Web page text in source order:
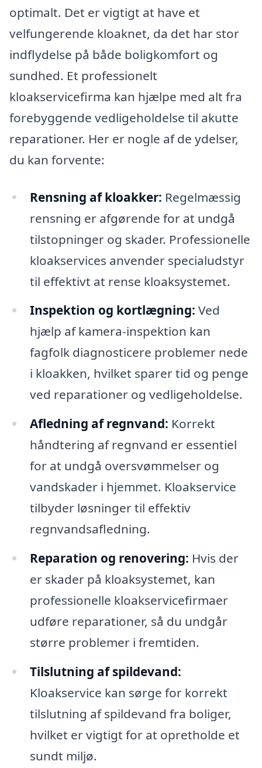
optimalt. Det er vigtigt at have et
velfungerende kloaknet, da det har stor
indflydelse på både boligkomfort og
sundhed. Et professionelt
kloakservicefirma kan hjælpe med alt fra
forebyggende vedligeholdelse til akutte
reparationer. Her er nogle af de ydelser,
du kan forvente:
Rensning af kloakker: Regelmæssig
rensning er afgørende for at undgå
tilstopninger og skader. Professionelle
kloakservices anvender specialudstyr
til effektivt at rense kloaksystemet.
Inspektion og kortlægning: Ved
hjælp af kamera-inspektion kan
fagfolk diagnosticere problemer nede
i kloakken, hvilket sparer tid og penge
ved reparationer og vedligeholdelse.
Afledning af regnvand: Korrekt
håndtering af regnvand er essentiel
for at undgå oversvømmelser og
vandskader i hjemmet. Kloakservice
tilbyder løsninger til effektiv
regnvandsafledning.
Reparation og renovering: Hvis der
er skader på kloaksystemet, kan
professionelle kloakservicefirmaer
udføre reparationer, så du undgår
større problemer i fremtiden.
Tilslutning af spildevand:
Kloakservice kan sørge for korrekt
tilslutning af spildevand fra boliger,
hvilket er vigtigt for at opretholde et
sundt miljø.